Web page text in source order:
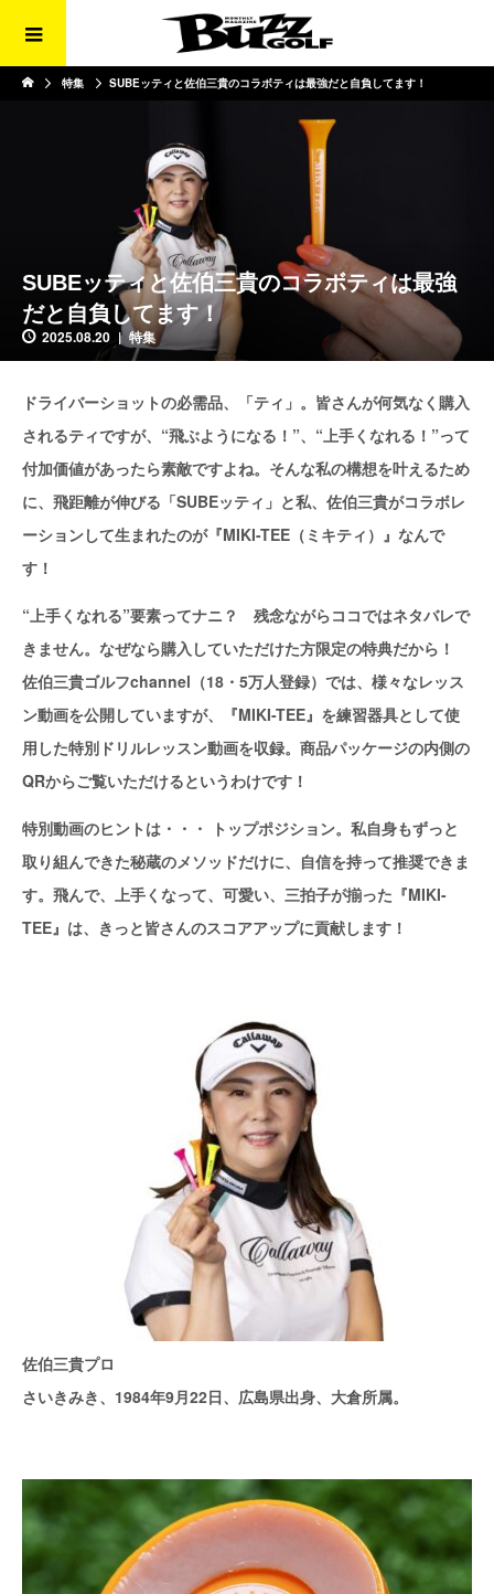
特集 SUBEッティと佐伯三貴のコラボティは最強だと自負してます！
SUBEッティと佐伯三貴のコラボティは最強
だと自負してます！
2025.08.20 特集
ドライバーショットの必需品、「ティ」。皆さんが何気なく購入
されるティですが、“飛ぶようになる！”、“上手くなれる！”って
付加価値があったら素敵ですよね。そんな私の構想を叶えるため
に、飛距離が伸びる「SUBEッティ」と私、佐伯三貴がコラボレ
ーションして生まれたのが『MIKI-TEE（ミキティ）』なんで
す！
“上手くなれる”要素ってナニ？ 残念ながらココではネタバレで
きません。なぜなら購入していただけた方限定の特典だから！
佐伯三貴ゴルフchannel（18・5万人登録）では、様々なレッス
ン動画を公開していますが、『MIKI-TEE』を練習器具として使
用した特別ドリルレッスン動画を収録。商品パッケージの内側の
QRからご覧いただけるというわけです！
特別動画のヒントは・・・ トップポジション。私自身もずっと
取り組んできた秘蔵のメソッドだけに、自信を持って推奨できま
す。飛んで、上手くなって、可愛い、三拍子が揃った『MIKI-
TEE』は、きっと皆さんのスコアアップに貢献します！
佐伯三貴プロ
さいきみき、1984年9月22日、広島県出身、大倉所属。